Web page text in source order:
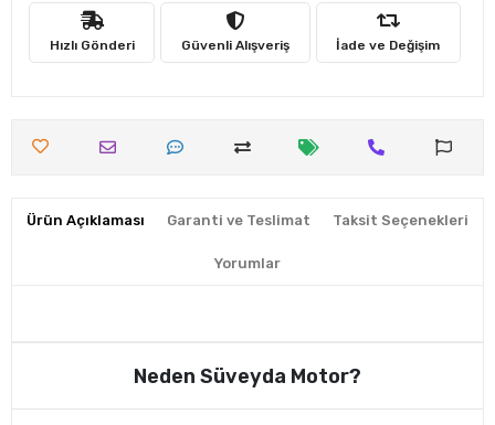
Hızlı Gönderi Güvenli Alışveriş İade ve Değişim
Ürün Açıklaması Garanti ve Teslimat Taksit Seçenekleri
Yorumlar
Neden Süveyda Motor?